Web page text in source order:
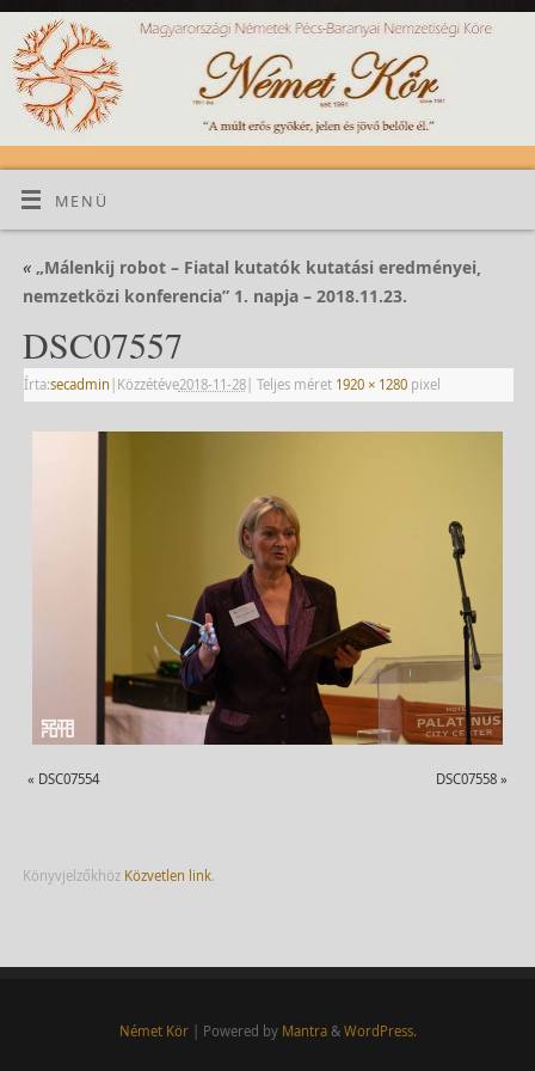
MENÜ
«„Málenkij robot – Fiatal kutatók kutatási eredményei,
nemzetközi konferencia” 1. napja – 2018.11.23.
DSC07557
Írta:secadmin | Közzétéve2018-11-28| Teljes méret 1920 × 1280pixel
« DSC07554 DSC07558 »
Könyvjelzőkhöz Közvetlen link.
Német Kör| Powered by Mantra& WordPress.